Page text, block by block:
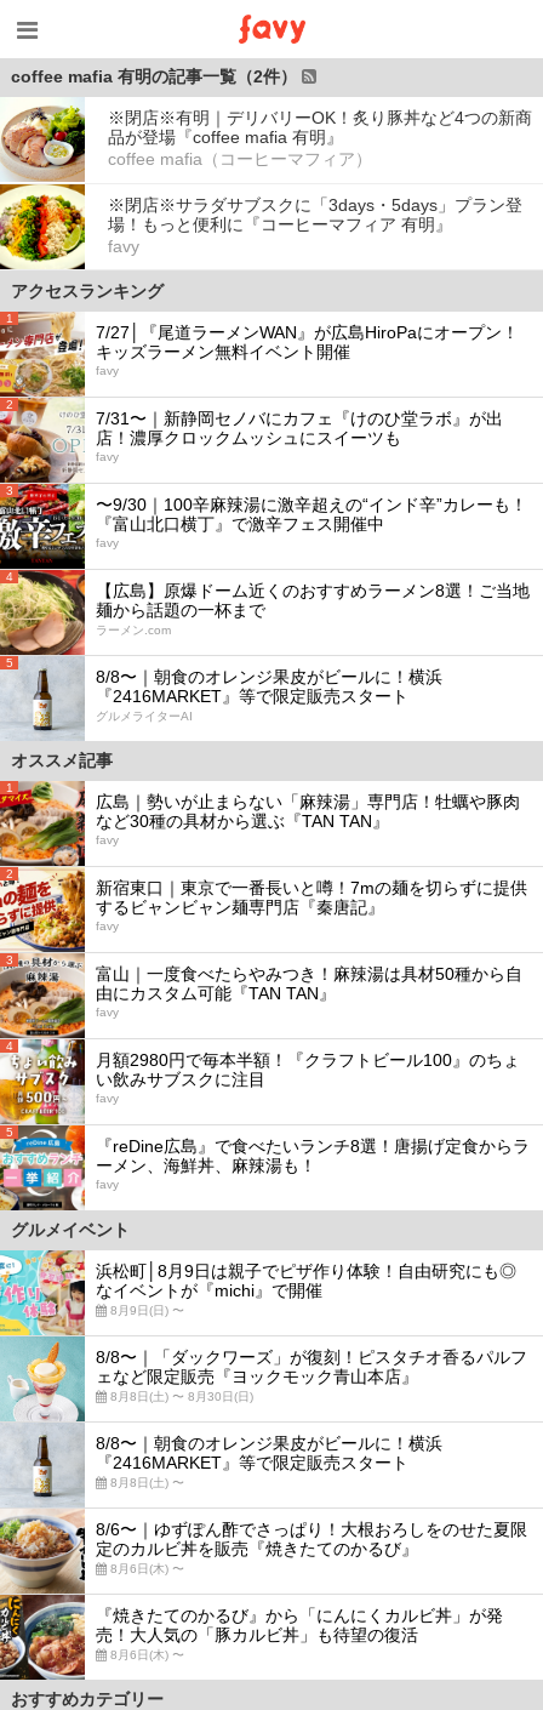
coffee mafia 有明の記事一覧（2件）
※閉店※有明｜デリバリーOK！炙り豚丼など4つの新商
品が登場『coffee mafia 有明』
coffee mafia（コーヒーマフィア）
※閉店※サラダサブスクに「3days・5days」プラン登
場！もっと便利に『コーヒーマフィア 有明』
favy
アクセスランキング
1
7/27│『尾道ラーメンWAN』が広島HiroPaにオープン！
キッズラーメン無料イベント開催
favy
2
7/31〜｜新静岡セノバにカフェ『けのひ堂ラボ』が出
店！濃厚クロックムッシュにスイーツも
favy
3
〜9/30｜100辛麻辣湯に激辛超えの“インド辛”カレーも！
『富山北口横丁』で激辛フェス開催中
favy
4
【広島】原爆ドーム近くのおすすめラーメン8選！ご当地
麺から話題の一杯まで
ラーメン.com
5
8/8〜｜朝食のオレンジ果皮がビールに！横浜
『2416MARKET』等で限定販売スタート
グルメライターAI
オススメ記事
1
広島｜勢いが止まらない「麻辣湯」専門店！牡蠣や豚肉
など30種の具材から選ぶ『TAN TAN』
favy
2
新宿東口｜東京で一番長いと噂！7mの麺を切らずに提供
するビャンビャン麺専門店『秦唐記』
favy
3
富山｜一度食べたらやみつき！麻辣湯は具材50種から自
由にカスタム可能『TAN TAN』
favy
4
月額2980円で毎本半額！『クラフトビール100』のちょ
い飲みサブスクに注目
favy
5
『reDine広島』で食べたいランチ8選！唐揚げ定食からラ
ーメン、海鮮丼、麻辣湯も！
favy
グルメイベント
浜松町│8月9日は親子でピザ作り体験！自由研究にも◎
なイベントが『michi』で開催
8月9日(日) 〜
8/8〜｜「ダックワーズ」が復刻！ピスタチオ香るパルフ
ェなど限定販売『ヨックモック青山本店』
8月8日(土) 〜 8月30日(日)
8/8〜｜朝食のオレンジ果皮がビールに！横浜
『2416MARKET』等で限定販売スタート
8月8日(土) 〜
8/6〜｜ゆずぽん酢でさっぱり！大根おろしをのせた夏限
定のカルビ丼を販売『焼きたてのかるび』
8月6日(木) 〜
『焼きたてのかるび』から「にんにくカルビ丼」が発
売！大人気の「豚カルビ丼」も待望の復活
8月6日(木) 〜
おすすめカテゴリー